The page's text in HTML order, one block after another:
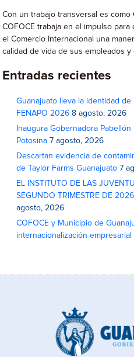
Con un trabajo transversal es
COFOCE trabaja en el impulso
el Comercio Internacional una
calidad de vida de sus empleados y
Entradas recientes
Guanajuato lleva la identidad
FENAPO 2026 8 agosto, 2026
Inaugura Gobernadora
Potosina 7 agosto, 2026
Descartan evidencia de
de Taylor Farms Guanajuato 7
EL INSTITUTO DE LAS
SEGUNDO TRIMESTRE DE
agosto, 2026
COFOCE y Municipio de
internacionalización empresarial